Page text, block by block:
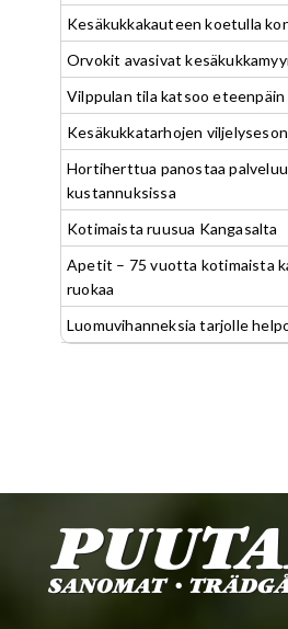
Kesäkukkakauteen koetulla
Orvokit avasivat
Vilppulan tila katsoo eteenpäin
Kesäkukkatarhojen
Hortiherttua panostaa
kustannuksissa
Kotimaista ruusua Kangasalta
Apetit – 75 vuotta kotimaista
ruokaa
Luomuvihanneksia tarjolle